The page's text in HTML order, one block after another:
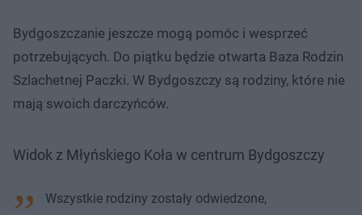
Bydgoszczanie jeszcze mogą pomóc i wesprzeć
potrzebujących. Do piątku będzie otwarta Baza Rodzin
Szlachetnej Paczki. W Bydgoszczy są rodziny, które nie
mają swoich darczyńców.
Widok z Młyńskiego Koła w centrum Bydgoszczy
Wszystkie rodziny zostały odwiedzone,